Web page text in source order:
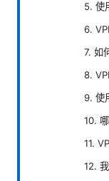
5. 使
6.
7. 如
8.
9. 使
10.
11.
12.